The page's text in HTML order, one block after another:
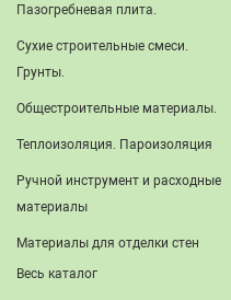
Пазогребневая плита.
Сухие строительные смеси.
Грунты.
Общестроительные материалы.
Теплоизоляция. Пароизоляция
Ручной инструмент и расходные
материалы
Материалы для отделки стен
Весь каталог